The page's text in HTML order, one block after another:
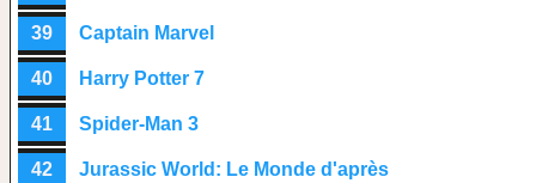
39 Captain Marvel
40 Harry Potter 7
41 Spider-Man 3
42 Jurassic World: Le Monde d'après